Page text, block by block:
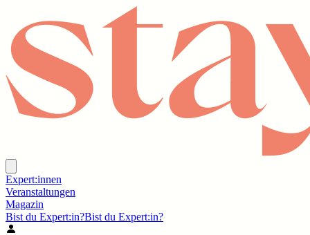
Expert:innen
Veranstaltungen
Magazin
Bist du Expert:in?Bist du Expert:in?